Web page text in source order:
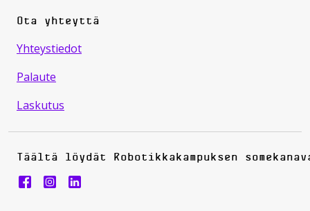
Ota yhteyttä
Yhteystiedot
Palaute
Laskutus
Täältä löydät Robotikkakampuksen
Robotiikkakampus instragram